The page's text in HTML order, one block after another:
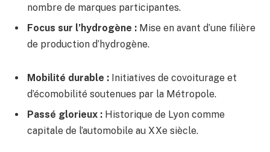
nombre de marques participantes.
Focus sur l’hydrogène : Mise en avant d’une filière
de production d’hydrogène.
Mobilité durable : Initiatives de covoiturage et
d’écomobilité soutenues par la Métropole.
Passé glorieux : Historique de Lyon comme
capitale de l’automobile au XXe siècle.